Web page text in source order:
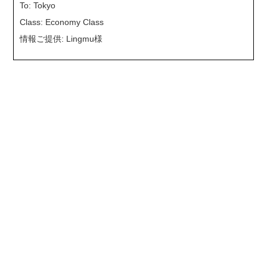
To: Tokyo
Class: Economy Class
情報ご提供: Lingmu様